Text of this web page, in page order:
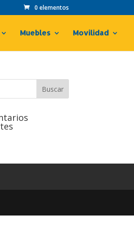
0 elementos
Muebles Movilidad